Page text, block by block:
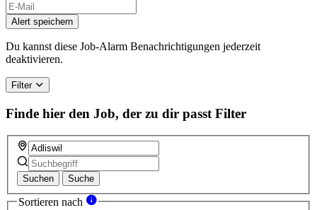
Alert speichern
Du kannst diese Job-Alarm Benachrichtigungen jederzeit
deaktivieren.
Filter
Finde hier den Job, der zu dir passt Filter
Suchen Suche
Sortieren nach